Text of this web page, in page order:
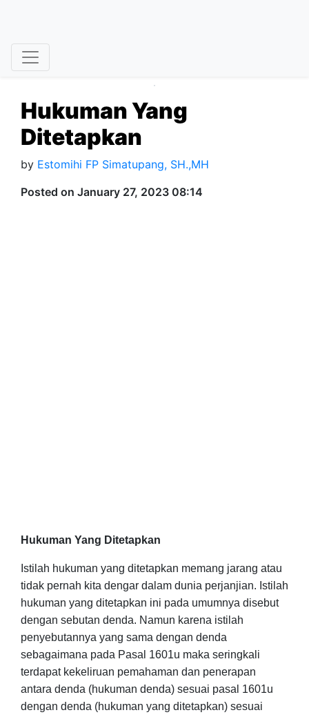
Hukuman Yang
Ditetapkan
by Estomihi FP Simatupang, SH.,MH
Posted on January 27, 2023 08:14
Hukuman Yang Ditetapkan
Istilah hukuman yang ditetapkan memang jarang atau
tidak pernah kita dengar dalam dunia perjanjian. Istilah
hukuman yang ditetapkan ini pada umumnya disebut
dengan sebutan denda. Namun karena istilah
penyebutannya yang sama dengan denda
sebagaimana pada Pasal 1601u maka seringkali
terdapat kekeliruan pemahaman dan penerapan
antara denda (hukuman denda) sesuai pasal 1601u
dengan denda (hukuman yang ditetapkan) sesuai